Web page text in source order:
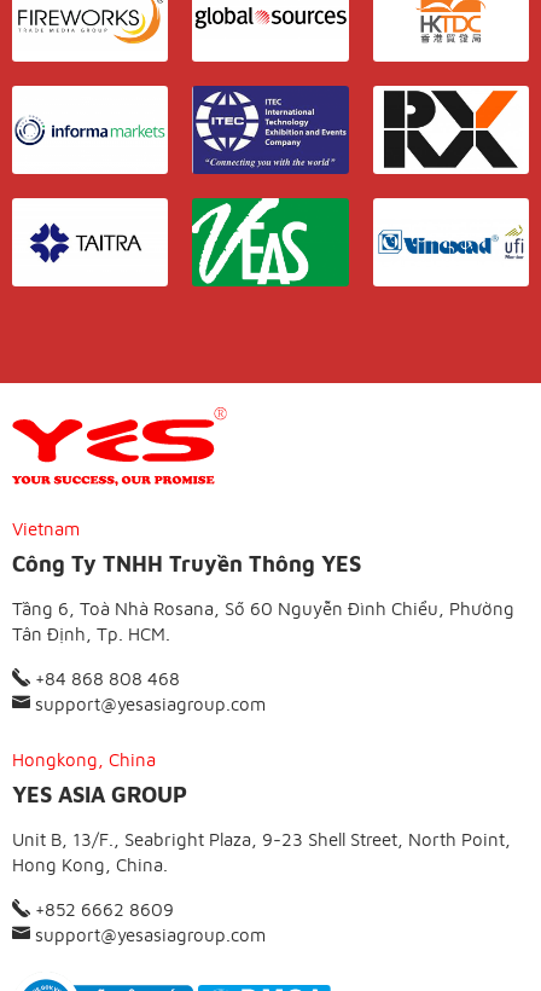
Vietnam
Công Ty TNHH Truyền Thông YES
Tầng 6, Toà Nhà Rosana, Số 60 Nguyễn Đình Chiểu, Phường
Tân Định, Tp. HCM.
+84 868 808 468
support@yesasiagroup.com
Hongkong, China
YES ASIA GROUP
Unit B, 13/F., Seabright Plaza, 9-23 Shell Street, North Point,
Hong Kong, China.
+852 6662 8609
support@yesasiagroup.com